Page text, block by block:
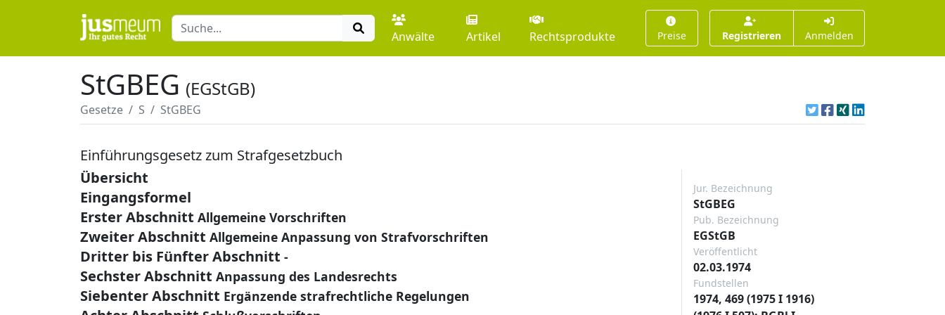
Anwälte Artikel Rechtsprodukte Preise Registrieren Anmelden
StGBEG (EGStGB)
Gesetze S StGBEG
Einführungsgesetz zum Strafgesetzbuch
Übersicht
Eingangsformel
Erster Abschnitt Allgemeine Vorschriften
Zweiter Abschnitt Allgemeine Anpassung von Strafvorschriften
Dritter bis Fünfter Abschnitt -
Sechster Abschnitt Anpassung des Landesrechts
Siebenter Abschnitt Ergänzende strafrechtliche Regelungen
Jur. Bezeichnung
StGBEG
Pub. Bezeichnung
EGStGB
Veröffentlicht
02.03.1974
Fundstellen
1974, 469 (1975 I 1916)